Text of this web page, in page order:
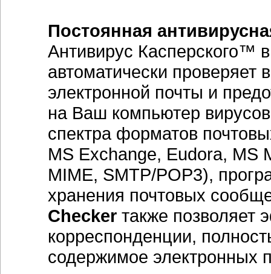
Постоянная
Антивирус Касперского™
автоматически
электронной почты и
на Ваш компьютер
спектра форматов
MS Exchange, Eudora, MS
MIME, SMTP/POP3),
хранения почтовых
Checker также позволяет
корреспонденции,
содержимое электронных